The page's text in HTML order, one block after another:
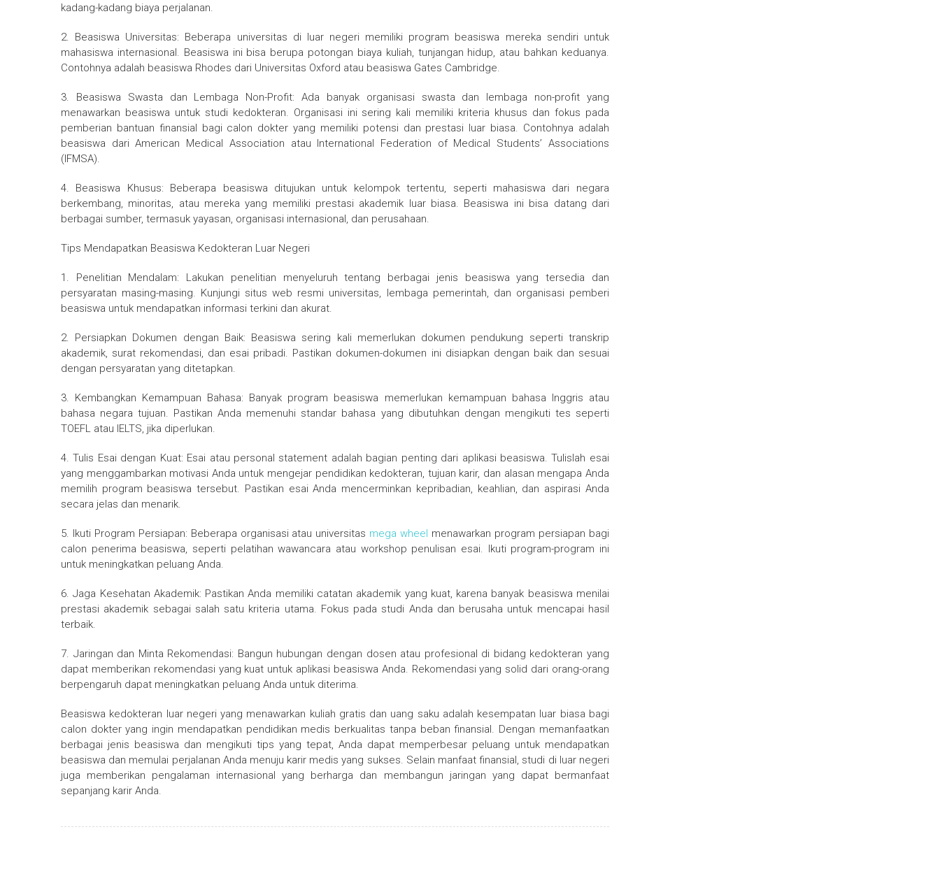
kadang-kadang biaya perjalanan.
2. Beasiswa Universitas: Beberapa universitas di luar negeri memiliki program beasiswa mereka sendiri untuk
mahasiswa internasional. Beasiswa ini bisa berupa potongan biaya kuliah, tunjangan hidup, atau bahkan keduanya.
Contohnya adalah beasiswa Rhodes dari Universitas Oxford atau beasiswa Gates Cambridge.
3. Beasiswa Swasta dan Lembaga Non-Profit: Ada banyak organisasi swasta dan lembaga non-profit yang
menawarkan beasiswa untuk studi kedokteran. Organisasi ini sering kali memiliki kriteria khusus dan fokus pada
pemberian bantuan finansial bagi calon dokter yang memiliki potensi dan prestasi luar biasa. Contohnya adalah
beasiswa dari American Medical Association atau International Federation of Medical Students’ Associations
(IFMSA).
4. Beasiswa Khusus: Beberapa beasiswa ditujukan untuk kelompok tertentu, seperti mahasiswa dari negara
berkembang, minoritas, atau mereka yang memiliki prestasi akademik luar biasa. Beasiswa ini bisa datang dari
berbagai sumber, termasuk yayasan, organisasi internasional, dan perusahaan.
Tips Mendapatkan Beasiswa Kedokteran Luar Negeri
1. Penelitian Mendalam: Lakukan penelitian menyeluruh tentang berbagai jenis beasiswa yang tersedia dan
persyaratan masing-masing. Kunjungi situs web resmi universitas, lembaga pemerintah, dan organisasi pemberi
beasiswa untuk mendapatkan informasi terkini dan akurat.
2. Persiapkan Dokumen dengan Baik: Beasiswa sering kali memerlukan dokumen pendukung seperti transkrip
akademik, surat rekomendasi, dan esai pribadi. Pastikan dokumen-dokumen ini disiapkan dengan baik dan sesuai
dengan persyaratan yang ditetapkan.
3. Kembangkan Kemampuan Bahasa: Banyak program beasiswa memerlukan kemampuan bahasa Inggris atau
bahasa negara tujuan. Pastikan Anda memenuhi standar bahasa yang dibutuhkan dengan mengikuti tes seperti
TOEFL atau IELTS, jika diperlukan.
4. Tulis Esai dengan Kuat: Esai atau personal statement adalah bagian penting dari aplikasi beasiswa. Tulislah esai
yang menggambarkan motivasi Anda untuk mengejar pendidikan kedokteran, tujuan karir, dan alasan mengapa Anda
memilih program beasiswa tersebut. Pastikan esai Anda mencerminkan kepribadian, keahlian, dan aspirasi Anda
secara jelas dan menarik.
5. Ikuti Program Persiapan: Beberapa organisasi atau universitas mega wheel menawarkan program persiapan bagi
calon penerima beasiswa, seperti pelatihan wawancara atau workshop penulisan esai. Ikuti program-program ini
untuk meningkatkan peluang Anda.
6. Jaga Kesehatan Akademik: Pastikan Anda memiliki catatan akademik yang kuat, karena banyak beasiswa menilai
prestasi akademik sebagai salah satu kriteria utama. Fokus pada studi Anda dan berusaha untuk mencapai hasil
terbaik.
7. Jaringan dan Minta Rekomendasi: Bangun hubungan dengan dosen atau profesional di bidang kedokteran yang
dapat memberikan rekomendasi yang kuat untuk aplikasi beasiswa Anda. Rekomendasi yang solid dari orang-orang
berpengaruh dapat meningkatkan peluang Anda untuk diterima.
Beasiswa kedokteran luar negeri yang menawarkan kuliah gratis dan uang saku adalah kesempatan luar biasa bagi
calon dokter yang ingin mendapatkan pendidikan medis berkualitas tanpa beban finansial. Dengan memanfaatkan
berbagai jenis beasiswa dan mengikuti tips yang tepat, Anda dapat memperbesar peluang untuk mendapatkan
beasiswa dan memulai perjalanan Anda menuju karir medis yang sukses. Selain manfaat finansial, studi di luar negeri
juga memberikan pengalaman internasional yang berharga dan membangun jaringan yang dapat bermanfaat
sepanjang karir Anda.